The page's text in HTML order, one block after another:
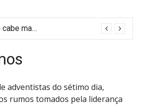
A Verdade não cabe mais no arquivo da censura da IASD
adventistas do sétimo dia,
rumos tomados pela liderança